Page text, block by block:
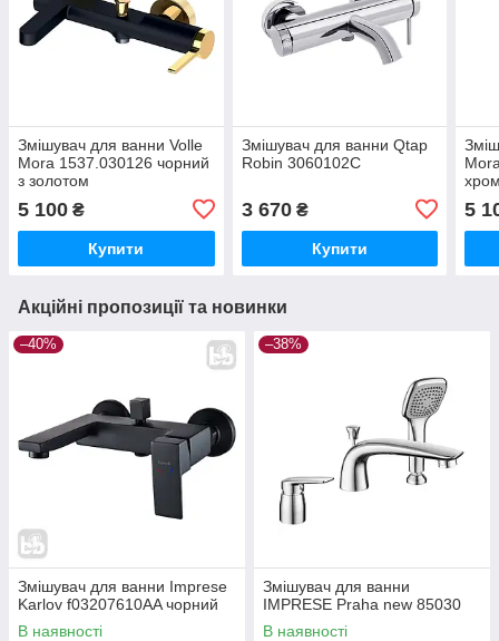
Змішувач для ванни Volle
Mora 1537.030126 чорний
з золотом
5 100 ₴
Купити
Змішувач для ванни Qtap
Robin 3060102C
3 670₴
Купити
5
Акційні пропозиції та новинки
–40%
Змішувач для ванни Imprese
Karlov f03207610AA чорний
В наявності
–38%
Змішувач для ванни
IMPRESE Praha new 85030
В наявності